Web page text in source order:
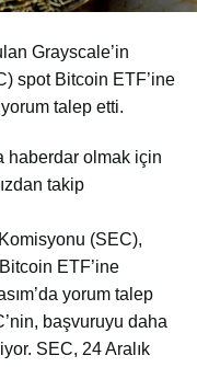
Grayscale’in
spot Bitcoin ETF’ine
talep etti.
haberdar olmak için
takip
(SEC),
ETF’ine
yorum talep
başvuruyu daha
SEC, 24 Aralık